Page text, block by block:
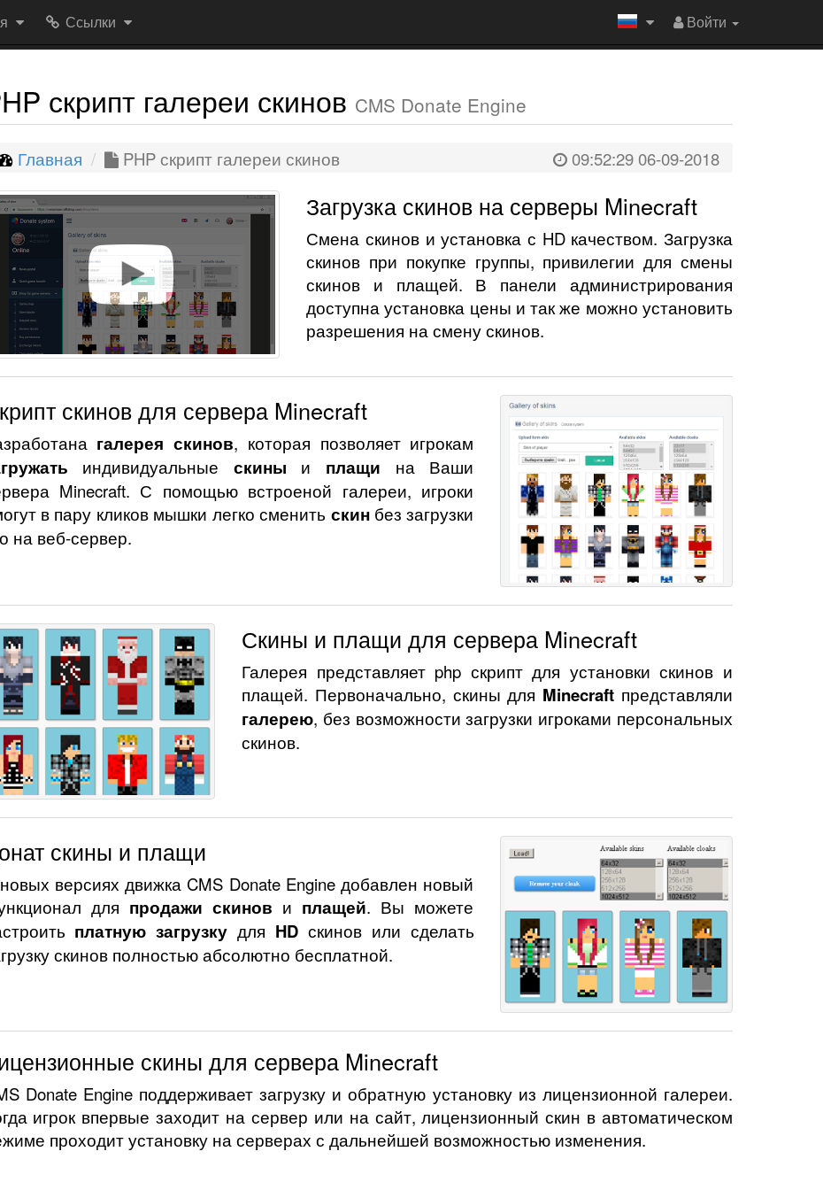
Ссылки Войти
скрипт галереи скинов CMS Donate Engine
Главная PHP скрипт галереи скинов 09:52:29 06-09-2018
Загрузка скинов на серверы Minecraft
Смена скинов и установка с HD качеством. Загрузка
скинов при покупке группы, привилегии для смены
скинов и плащей. В панели администрирования
доступна установка цены и так же можно установить
разрешения на смену скинов.
скинов для сервера Minecraft
галерея скинов, которая позволяет игрокам
индивидуальные скины и плащи на Ваши
Minecraft. С помощью встроеной галереи, игроки
в пару кликов мышки легко сменить скинбез загрузки
на веб-сервер.
Скины и плащи для сервера Minecraft
Галерея представляет php скрипт для установки скинов и
плащей. Первоначально, скины для Minecraft представляли
галерею, без возможности загрузки игроками персональных
скинов.
скины и плащи
версиях движка CMS Donate Engine добавлен новый
для продажи скинов и плащей. Вы можете
платную загрузку для HDскинов или сделать
скинов полностью абсолютно бесплатной.
скины для сервера Minecraft
Donate Engine поддерживает загрузку и обратную установку из лицензионной галереи.
игрок впервые заходит на сервер или на сайт, лицензионный скин в автоматическом
проходит установку на серверах с дальнейшей возможностью изменения.